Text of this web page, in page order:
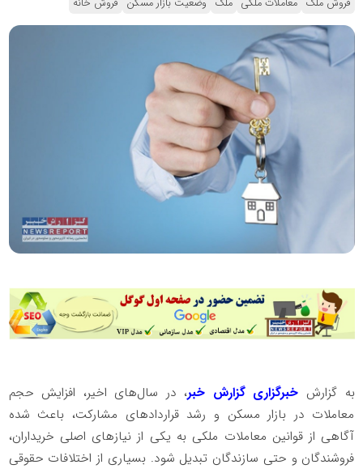
فروش ملک معاملات ملکی ملک وضعیت بازار مسکن فروش خانه
به گزارش خبرگزاری گزارش خبر، در سال‌های اخیر، افزایش حجم
معاملات در بازار مسکن و رشد قراردادهای مشارکت، باعث شده
آگاهی از قوانین معاملات ملکی به یکی از نیازهای اصلی خریداران،
فروشندگان و حتی سازندگان تبدیل شود. بسیاری از اختلافات حقوقی